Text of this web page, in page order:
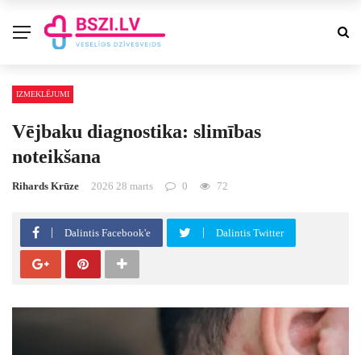
IZMEKLĒJUMI
Vējbaku diagnostika: slimības
noteikšana
Rihards Krūze 2026 28 marts 0 72
Dalintis Facebook'e Dalintis Twitter